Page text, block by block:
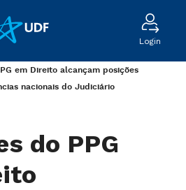
Login
em Direito alcançam posições
nacionais do Judiciário
do PPG